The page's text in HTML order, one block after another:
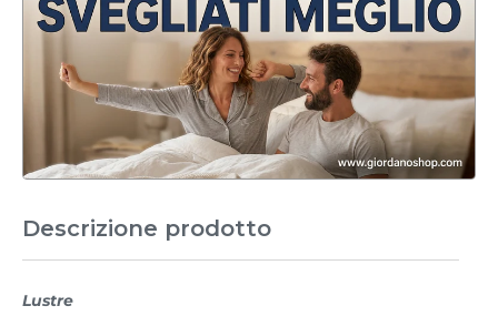
Descrizione prodotto
Lustre